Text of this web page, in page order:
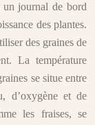
un journal de bord
des plantes.
des graines de
La température
se situe entre
d’oxygène et de
les fraises, se